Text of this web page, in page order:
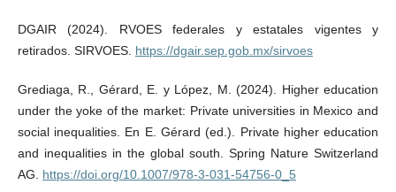
DGAIR (2024). RVOES federales y estatales vigentes y
retirados. SIRVOES. https://dgair.sep.gob.mx/sirvoes
Grediaga, R., Gérard, E. y López, M. (2024). Higher education
under the yoke of the market: Private universities in Mexico and
social inequalities. En E. Gérard (ed.). Private higher education
and inequalities in the global south. Spring Nature Switzerland
AG. https://doi.org/10.1007/978-3-031-54756-0_5